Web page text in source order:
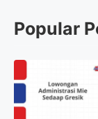
Popular